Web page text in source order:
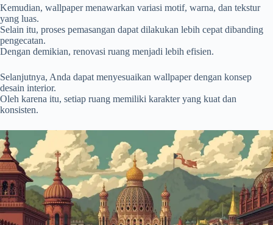
Kemudian, wallpaper menawarkan variasi motif, warna, dan tekstur
yang luas.
Selain itu, proses pemasangan dapat dilakukan lebih cepat dibanding
pengecatan.
Dengan demikian, renovasi ruang menjadi lebih efisien.
Selanjutnya, Anda dapat menyesuaikan wallpaper dengan konsep
desain interior.
Oleh karena itu, setiap ruang memiliki karakter yang kuat dan
konsisten.